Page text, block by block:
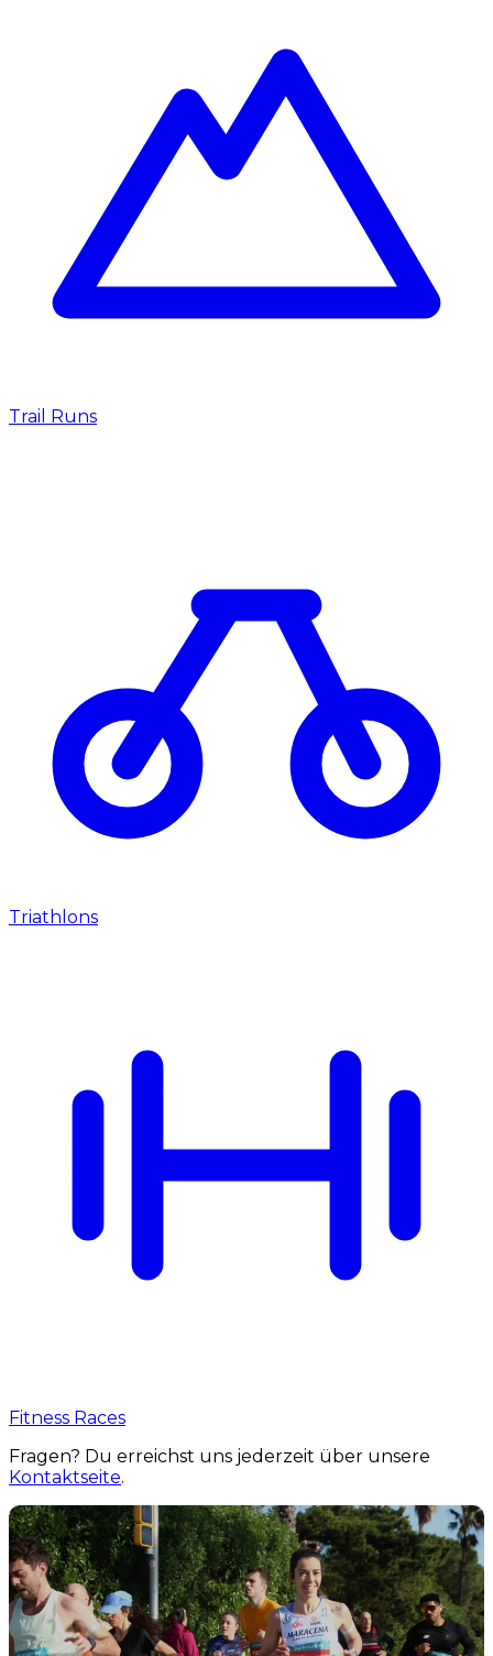
Trail Runs
Triathlons
Fitness Races
Fragen? Du erreichst uns jederzeit über unsere
Kontaktseite.